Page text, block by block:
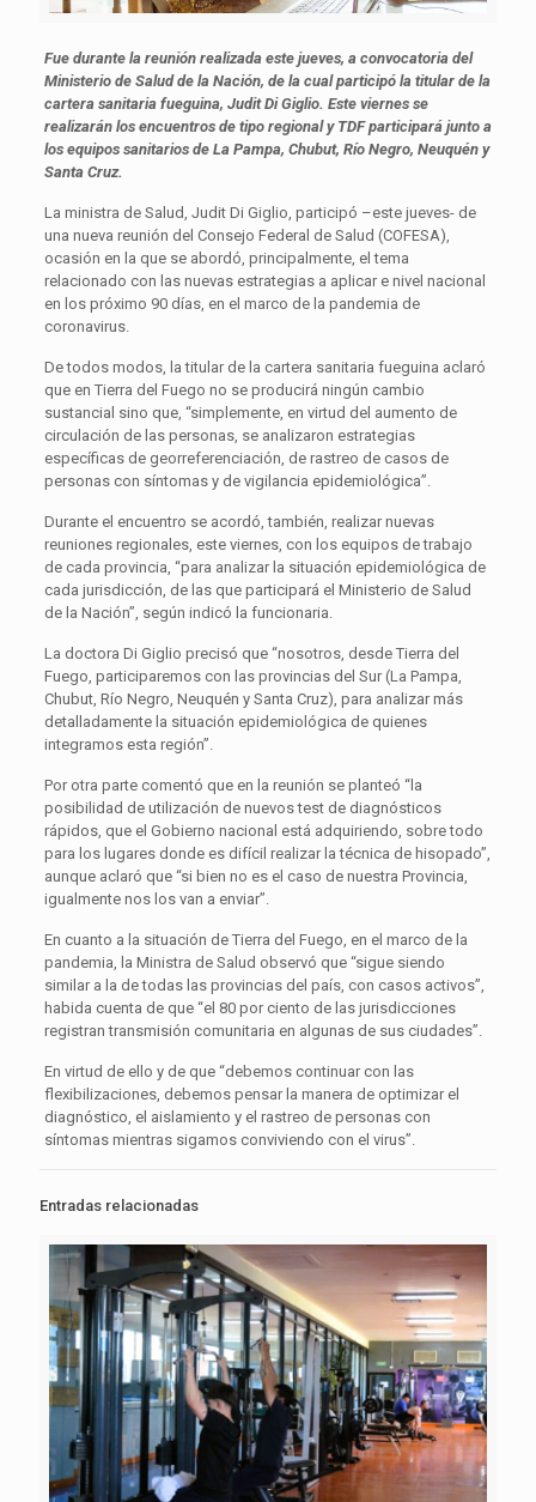
Fue durante la reunión realizada este jueves, a convocatoria del
Ministerio de Salud de la Nación, de la cual participó la titular de la
cartera sanitaria fueguina, Judit Di Giglio. Este viernes se
realizarán los encuentros de tipo regional y TDF participará junto a
los equipos sanitarios de La Pampa, Chubut, Río Negro, Neuquén y
Santa Cruz.
La ministra de Salud, Judit Di Giglio, participó –este jueves- de
una nueva reunión del Consejo Federal de Salud (COFESA),
ocasión en la que se abordó, principalmente, el tema
relacionado con las nuevas estrategias a aplicar e nivel nacional
en los próximo 90 días, en el marco de la pandemia de
coronavirus.
De todos modos, la titular de la cartera sanitaria fueguina aclaró
que en Tierra del Fuego no se producirá ningún cambio
sustancial sino que, “simplemente, en virtud del aumento de
circulación de las personas, se analizaron estrategias
específicas de georreferenciación, de rastreo de casos de
personas con síntomas y de vigilancia epidemiológica”.
Durante el encuentro se acordó, también, realizar nuevas
reuniones regionales, este viernes, con los equipos de trabajo
de cada provincia, “para analizar la situación epidemiológica de
cada jurisdicción, de las que participará el Ministerio de Salud
de la Nación”, según indicó la funcionaria.
La doctora Di Giglio precisó que “nosotros, desde Tierra del
Fuego, participaremos con las provincias del Sur (La Pampa,
Chubut, Río Negro, Neuquén y Santa Cruz), para analizar más
detalladamente la situación epidemiológica de quienes
integramos esta región”.
Por otra parte comentó que en la reunión se planteó “la
posibilidad de utilización de nuevos test de diagnósticos
rápidos, que el Gobierno nacional está adquiriendo, sobre todo
para los lugares donde es difícil realizar la técnica de hisopado”,
aunque aclaró que “si bien no es el caso de nuestra Provincia,
igualmente nos los van a enviar”.
En cuanto a la situación de Tierra del Fuego, en el marco de la
pandemia, la Ministra de Salud observó que “sigue siendo
similar a la de todas las provincias del país, con casos activos”,
habida cuenta de que “el 80 por ciento de las jurisdicciones
registran transmisión comunitaria en algunas de sus ciudades”.
En virtud de ello y de que “debemos continuar con las
flexibilizaciones, debemos pensar la manera de optimizar el
diagnóstico, el aislamiento y el rastreo de personas con
síntomas mientras sigamos conviviendo con el virus”.
Entradas relacionadas